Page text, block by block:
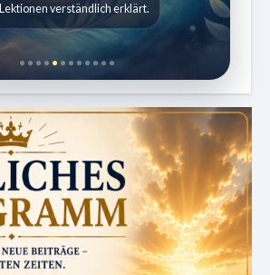
verständlich erklärt.